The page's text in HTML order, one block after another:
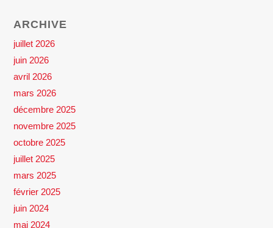
ARCHIVE
juillet 2026
juin 2026
avril 2026
mars 2026
décembre 2025
novembre 2025
octobre 2025
juillet 2025
mars 2025
février 2025
juin 2024
mai 2024